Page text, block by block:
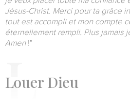
Jésus-Christ. Merci pour ta grâce
tout est accompli et mon compte
éternellement rempli. Plus jamais
Amen!"
Louer Dieu